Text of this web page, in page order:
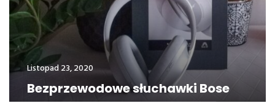
Listopad 23, 2020
Bezprzewodowe słuchawki Bose